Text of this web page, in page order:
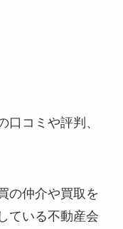
口コミや評判、
の仲介や買取を
ている不動産会